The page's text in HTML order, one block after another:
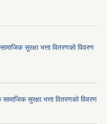
सुरक्षा भत्ता वितरणको विवरण
सुरक्षा भत्ता वितरणको विवरण